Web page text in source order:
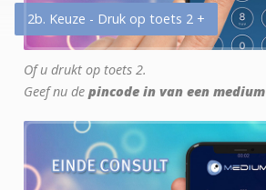
2b. Keuze - Druk op toets 2 +
Of u drukt op toets 2.
Geef nu de pincode in van een medium